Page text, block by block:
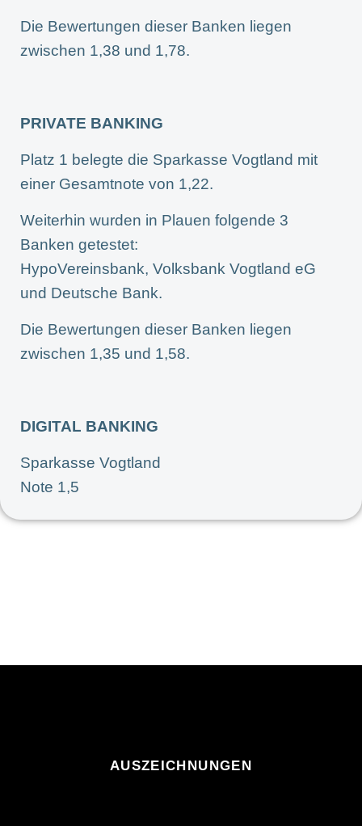
Die Bewertungen dieser Banken liegen
zwischen 1,38 und 1,78.
PRIVATE BANKING
Platz 1 belegte die Sparkasse Vogtland mit
einer Gesamtnote von 1,22.
Weiterhin wurden in Plauen folgende 3
Banken getestet:
HypoVereinsbank, Volksbank Vogtland eG
und Deutsche Bank.
Die Bewertungen dieser Banken liegen
zwischen 1,35 und 1,58.
DIGITAL BANKING
Sparkasse Vogtland
Note 1,5
AUSZEICHNUNGEN